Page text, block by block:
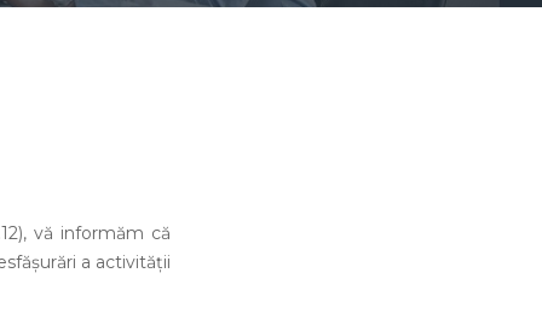
vă informăm că
a activității